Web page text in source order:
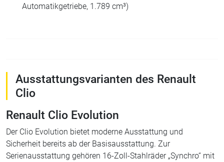
Automatikgetriebe, 1.789 cm³)
Ausstattungsvarianten des Renault
Clio
Renault Clio Evolution
Der Clio Evolution bietet moderne Ausstattung und
Sicherheit bereits ab der Basisausstattung. Zur
Serienausstattung gehören 16-Zoll-Stahlräder „Synchro“ mit